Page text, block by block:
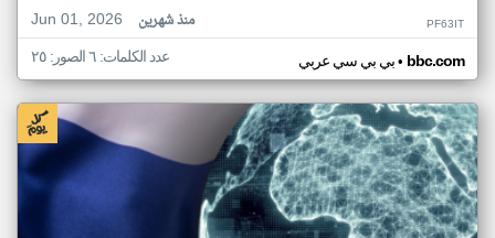
Jun 01, 2026
منذ شهرين PF63IT
بي بي سي عربي• bbc.com عدد الكلمات: ٦ الصور: ٢٥